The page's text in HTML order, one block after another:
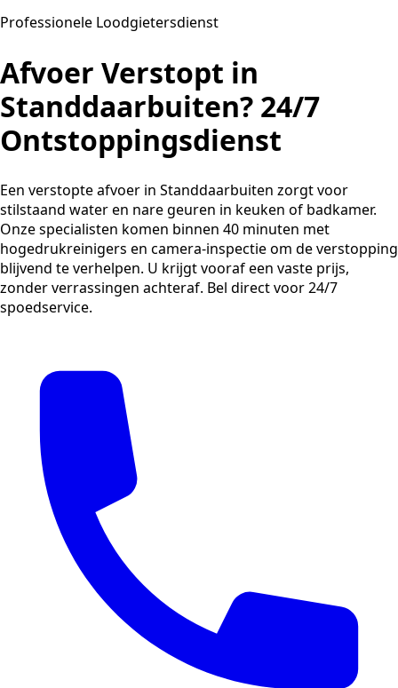
Professionele Loodgietersdienst
Afvoer Verstopt in
Standdaarbuiten? 24/7
Ontstoppingsdienst
Een verstopte afvoer in Standdaarbuiten zorgt voor
stilstaand water en nare geuren in keuken of badkamer.
Onze specialisten komen binnen 40 minuten met
hogedrukreinigers en camera-inspectie om de verstopping
blijvend te verhelpen. U krijgt vooraf een vaste prijs,
zonder verrassingen achteraf. Bel direct voor 24/7
spoedservice.